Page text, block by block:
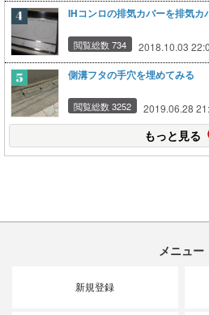
IHコンロの排気カバーを排気カ
閲覧総数 734 2018.10.03
側溝フタの手穴を埋めてみる
閲覧総数 3252 2019.06.28
もっと見る
メニュー
新規登録